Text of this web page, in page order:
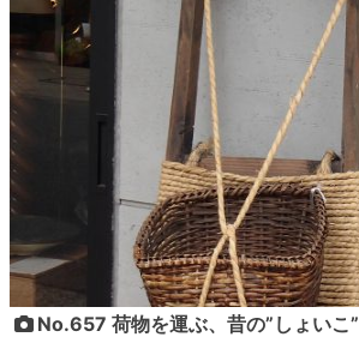
No.657 荷物を運ぶ、昔の”しょいこ”